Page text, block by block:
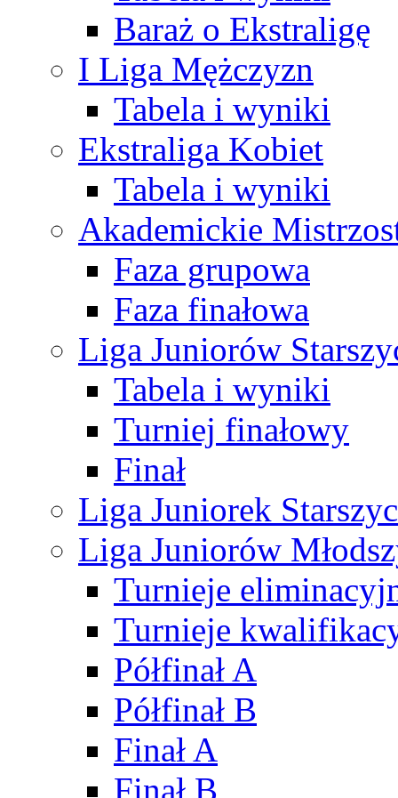
Baraż o Ekstraligę
I Liga Mężczyzn
Tabela i wyniki
Ekstraliga Kobiet
Tabela i wyniki
Akademickie
Faza grupowa
Faza finałowa
Liga Juniorów
Tabela i wyniki
Turniej finałowy
Finał
Liga Juniorek
Liga Juniorów
Turnieje
Turnieje
Półfinał A
Półfinał B
Finał A
Finał B